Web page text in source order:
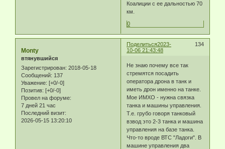
Коалиции с ее дальностью 70
км.
0
Поделиться 134
2023-
10-06 21:43:48
Monty
втянувшийся
Зарегистрирован: 2018-05-18
Сообщений: 137
Уважение: [+0/-0]
Позитив: [+0/-0]
Провел на форуме:
7 дней 21 час
Последний визит:
2026-05-15 13:20:10
Не знаю почему все так
стремятся посадить
оператора дрона в танк и
иметь дрон именно на танке.
Мое ИМХО - нужна связка
танка и машины управления.
Т.е. грубо говоря танковый
взвод это 2-3 танка и машина
управления на базе танка.
Что-то вроде ВТС "Ладоги". В
машине управления два